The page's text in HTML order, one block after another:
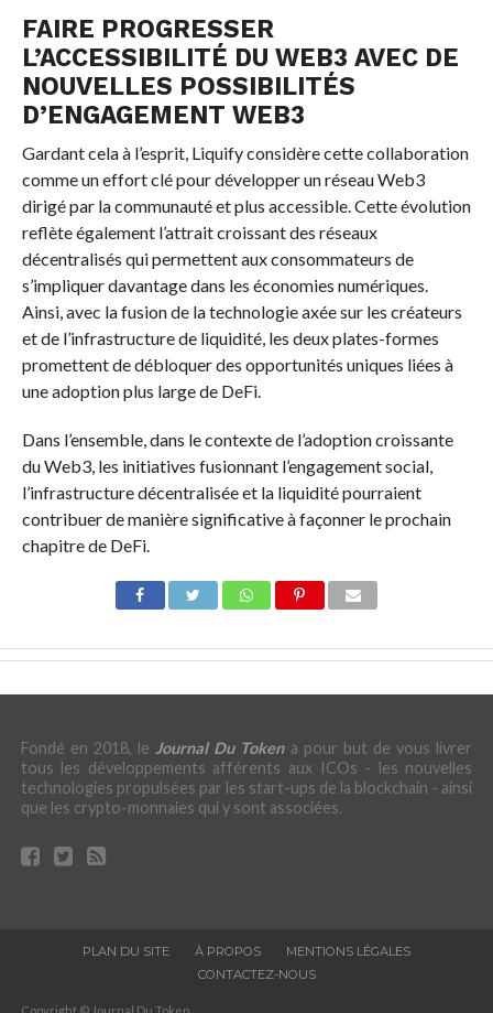
FAIRE PROGRESSER
L’ACCESSIBILITÉ DU WEB3 AVEC DE
NOUVELLES POSSIBILITÉS
D’ENGAGEMENT WEB3
Gardant cela à l’esprit, Liquify considère cette collaboration
comme un effort clé pour développer un réseau Web3
dirigé par la communauté et plus accessible. Cette évolution
reflète également l’attrait croissant des réseaux
décentralisés qui permettent aux consommateurs de
s’impliquer davantage dans les économies numériques.
Ainsi, avec la fusion de la technologie axée sur les créateurs
et de l’infrastructure de liquidité, les deux plates-formes
promettent de débloquer des opportunités uniques liées à
une adoption plus large de DeFi.
Dans l’ensemble, dans le contexte de l’adoption croissante
du Web3, les initiatives fusionnant l’engagement social,
l’infrastructure décentralisée et la liquidité pourraient
contribuer de manière significative à façonner le prochain
chapitre de DeFi.
Fondé en 2018, le Journal Du Tokena pour but de vous livrer
tous les développements afférents aux ICOs - les nouvelles
technologies propulsées par les start-ups de la blockchain - ainsi
que les crypto-monnaies qui y sont associées.
PLAN DU SITE À PROPOS
MENTIONS LÉGALES
CONTACTEZ-NOUS